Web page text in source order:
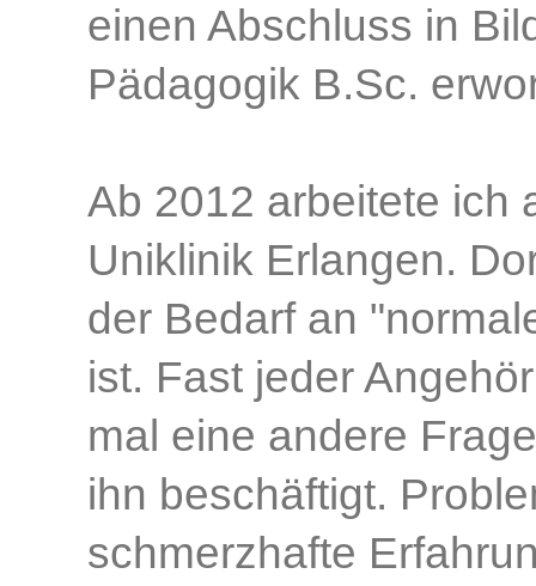
einen Abschluss in
Pädagogik B.Sc.
Ab 2012 arbeitete ich
Uniklinik Erlangen.
der Bedarf an
ist. Fast jeder
mal eine andere
ihn beschäftigt.
schmerzhafte